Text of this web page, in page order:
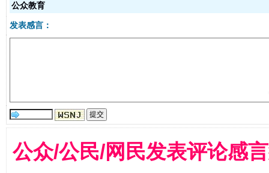
受贿1.44亿！段成刚被判无期 从幼
公众教育
发表感言：
公众/公民/网民发表评论感